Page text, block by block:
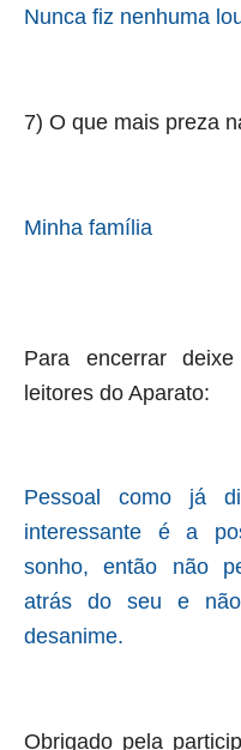
Nunca fiz nenhuma
7) O que mais preza
Minha família
Para encerrar
leitores do Aparato:
Pessoal como já
interessante é a
sonho, então não
atrás do seu e
desanime.
Obrigado pela